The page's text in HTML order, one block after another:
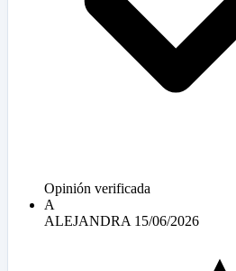
Opinión verificada
A
ALEJANDRA 15/06/2026